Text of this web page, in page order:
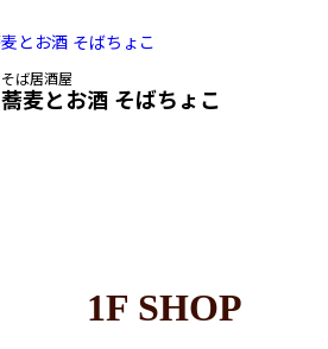
そば居酒屋
蕎麦とお酒 そばちょこ
1F SHOP